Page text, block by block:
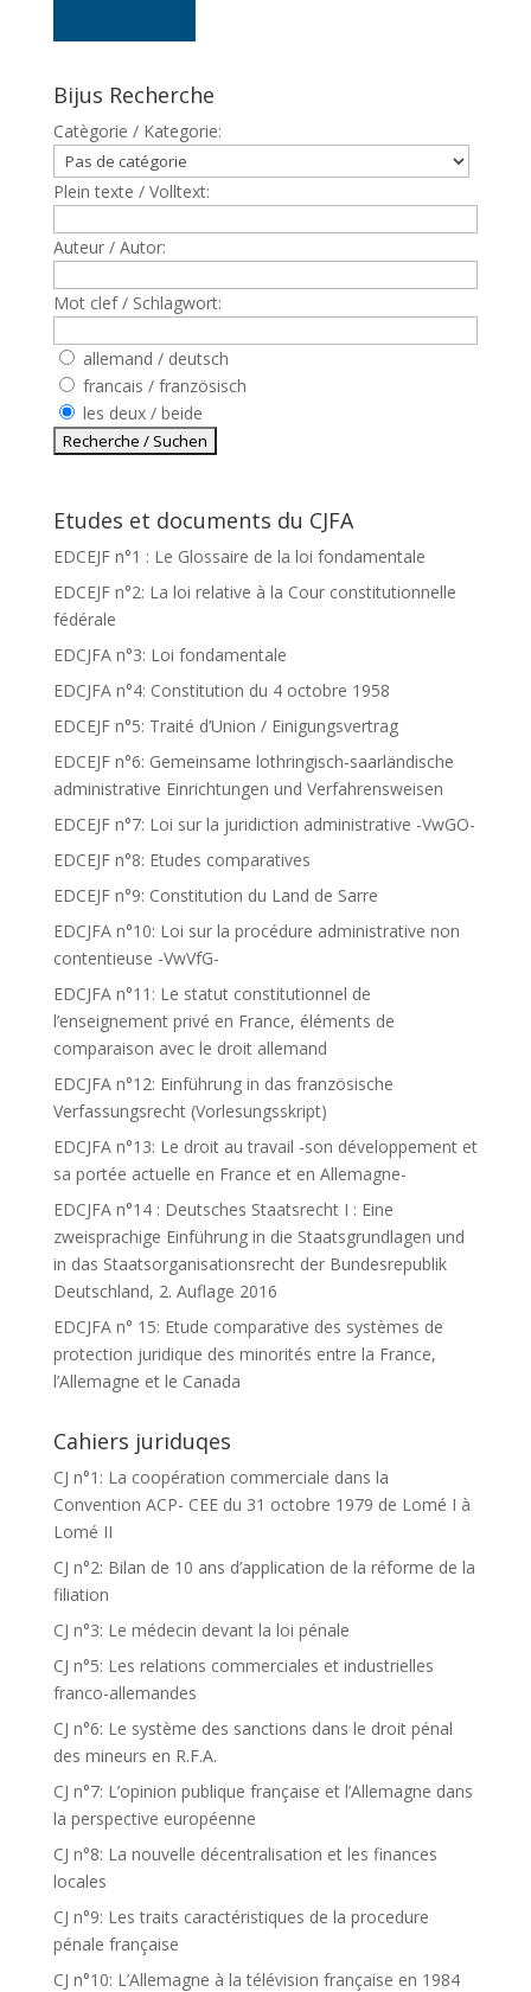
Bijus Recherche
Catègorie / Kategorie:
Plein texte / Volltext:
Auteur / Autor:
Mot clef / Schlagwort:
allemand / deutsch
francais / französisch
les deux / beide
Etudes et documents du CJFA
EDCEJF n°1 : Le Glossaire de la loi fondamentale
EDCEJF n°2: La loi relative à la Cour constitutionnelle
fédérale
EDCJFA n°3: Loi fondamentale
EDCJFA n°4: Constitution du 4 octobre 1958
EDCEJF n°5: Traité d’Union / Einigungsvertrag
EDCEJF n°6: Gemeinsame lothringisch-saarländische
administrative Einrichtungen und Verfahrensweisen
EDCEJF n°7: Loi sur la juridiction administrative -VwGO-
EDCEJF n°8: Etudes comparatives
EDCEJF n°9: Constitution du Land de Sarre
EDCJFA n°10: Loi sur la procédure administrative non
contentieuse -VwVfG-
EDCJFA n°11: Le statut constitutionnel de
l’enseignement privé en France, éléments de
comparaison avec le droit allemand
EDCJFA n°12: Einführung in das französische
Verfassungsrecht (Vorlesungsskript)
EDCJFA n°13: Le droit au travail -son développement et
sa portée actuelle en France et en Allemagne-
EDCJFA n°14 : Deutsches Staatsrecht I : Eine
zweisprachige Einführung in die Staatsgrundlagen und
in das Staatsorganisationsrecht der Bundesrepublik
Deutschland, 2. Auflage 2016
EDCJFA n° 15: Etude comparative des systèmes de
protection juridique des minorités entre la France,
l’Allemagne et le Canada
Cahiers juriduqes
CJ n°1: La coopération commerciale dans la
Convention ACP- CEE du 31 octobre 1979 de Lomé I à
Lomé II
CJ n°2: Bilan de 10 ans d’application de la réforme de la
filiation
CJ n°3: Le médecin devant la loi pénale
CJ n°5: Les relations commerciales et industrielles
franco-allemandes
CJ n°6: Le système des sanctions dans le droit pénal
des mineurs en R.F.A.
CJ n°7: L’opinion publique française et l’Allemagne dans
la perspective européenne
CJ n°8: La nouvelle décentralisation et les finances
locales
CJ n°9: Les traits caractéristiques de la procedure
pénale française
CJ n°10: L’Allemagne à la télévision française en 1984